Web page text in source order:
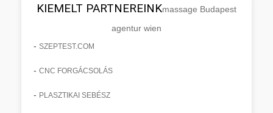
KIEMELT PARTNEREINKmassage Budapest
agentur wien
- SZEPTEST.COM
- CNC FORGÁCSOLÁS
- PLASZTIKAI SEBÉSZ